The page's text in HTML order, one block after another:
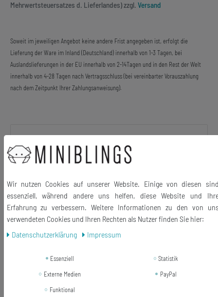
Mehrwertsteuersatzes d. Lieferlandes) zzgl. Versand
Soweit im jeweiligen Angebot keine andere Frist angegeben ist, erfolgt die
Lieferung der Ware im Inland (Deutschland) innerhalb von 1-3 Tagen, bei
Auslandslieferungen in der EU innerhalb von 2-14Tagen und in den Rest der Welt
innerhalb von 4-28 Tagen nach Vertragsschluss (bei vereinbarter Vorauszahlung
nach dem Zeitpunkt Ihrer Zahlungsanweisung).
Material Anhänger: Kunststoff
Größe des Anhängers: 16mm
Wir nutzen Cookies auf unserer Website. Einige von diesen
essenziell, während andere uns helfen, diese Website und
Erfahrung zu verbessern. Weitere Informationen zu den von
verwendeten Cookies und Ihren Rechten als Nutzer finden Sie hier:
Daten­schutz­erklärung
Impressum
Essenziell
Statistik
Externe Medien
PayPal
Funktional